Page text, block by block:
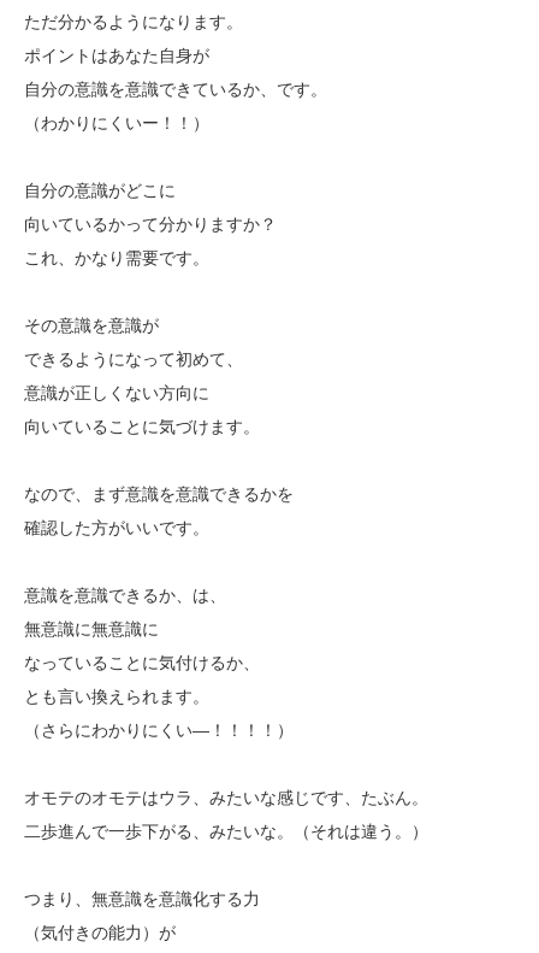
ただ分かるようになります。
ポイントはあなた自身が
自分の意識を意識できているか、です。
（わかりにくいー！！）
自分の意識がどこに
向いているかって分かりますか？
これ、かなり需要です。
その意識を意識が
できるようになって初めて、
意識が正しくない方向に
向いていることに気づけます。
なので、まず意識を意識できるかを
確認した方がいいです。
意識を意識できるか、は、
無意識に無意識に
なっていることに気付けるか、
とも言い換えられます。
（さらにわかりにくい―！！！！）
オモテのオモテはウラ、みたいな感じです、たぶん。
二歩進んで一歩下がる、みたいな。（それは違う。）
つまり、無意識を意識化する力
（気付きの能力）が